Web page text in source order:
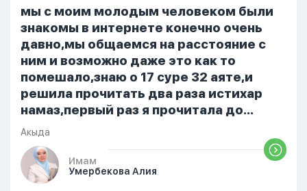
только ночью, иногда засыпаю одна.
Мы пытались ему говорить что так
нельзя но он всё равно делает...
мы с моим молодым человеком были
знакомы в интернете конечно очень
давно,мы общаемся на расстояние с
ним и возможно даже это как то
помешало,знаю о 17 суре 32 аяте,и
решила прочитать два раза истихар
намаз,первый раз я прочитала до
«Аср» намаза и сначала было
тревожно,позже стало спокойно и в
голову начали лезть только хорошие
мысли,во второй раз когда я решила в
Акыда
Имам
Умербекова Алия